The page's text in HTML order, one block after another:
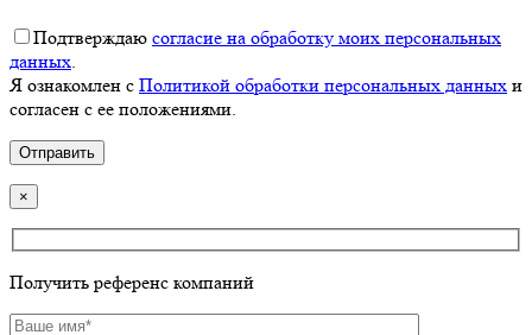
Подтверждаю согласие на обработку моих персональных
данных.
Я ознакомлен с Политикой обработки персональных данных и
согласен с ее положениями.
×
Получить референс компаний